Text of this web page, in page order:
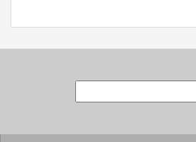
搜
關